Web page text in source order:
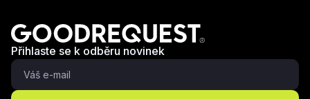
Přihlaste se k odběru novinek